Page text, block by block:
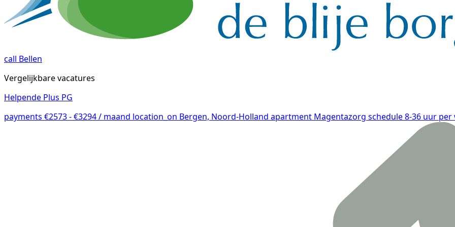
call Bellen
Vergelijkbare vacatures
Helpende Plus PG
payments €2573 - €3294 / maand location_on Bergen, Noord-Holland apartment Magentazorg schedule8-36 uur per